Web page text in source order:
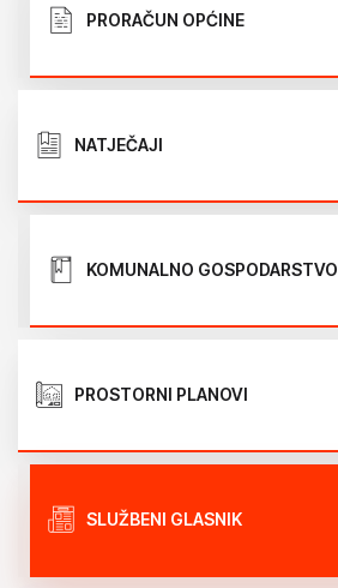
PRORAČUN OPĆINE
NATJEČAJI
KOMUNALNO GOSPODARSTVO
PROSTORNI PLANOVI
SLUŽBENI GLASNIK